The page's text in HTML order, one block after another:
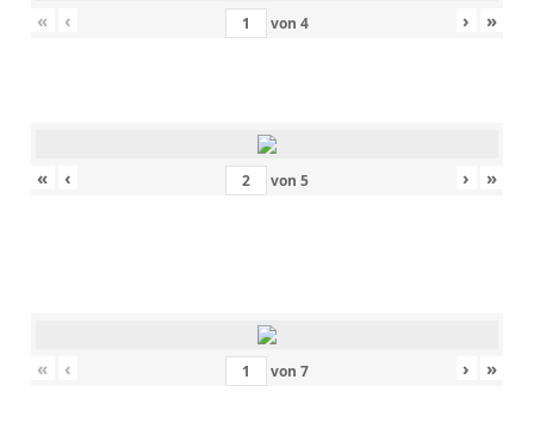
« ‹ von 4 › »
« ‹ von 5 › »
« ‹ von 7 › »